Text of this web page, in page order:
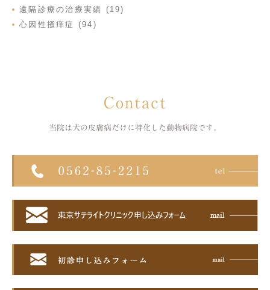
遠隔診療の治療実績 (19)
心因性掻痒症 (94)
Contact
当院は犬の皮膚病だけに特化した 動物病院です。